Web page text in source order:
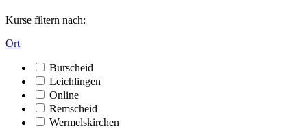
Kurse filtern nach:
Ort
Burscheid
Leichlingen
Online
Remscheid
Wermelskirchen